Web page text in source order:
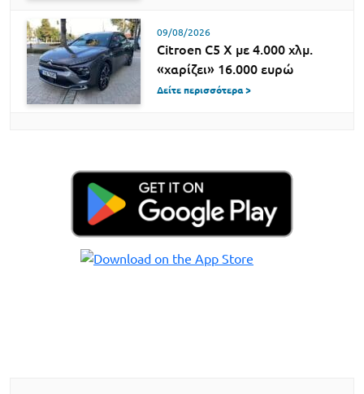
09/08/2026
Citroen C5 X με 4.000 χλμ.
«χαρίζει» 16.000 ευρώ
Δείτε περισσότερα >